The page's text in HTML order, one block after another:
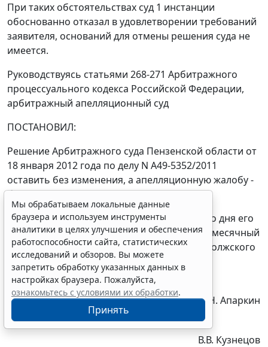
При таких обстоятельствах суд 1 инстанции
обоснованно отказал в удовлетворении требований
заявителя, оснований для отмены решения суда не
имеется.
Руководствуясь статьями 268-271 Арбитражного
процессуального кодекса Российской Федерации,
арбитражный апелляционный суд
ПОСТАНОВИЛ:
Решение Арбитражного суда Пензенской области от
18 января 2012 года по делу N А49-5352/2011
оставить без изменения, а апелляционную жалобу -
без удовлетворения.
Постановление вступает в законную силу со дня его
принятия и может быть обжаловано в двухмесячный
срок в Федеральный арбитражный суд Поволжского
округа через суд первой инстанции.
Председательствующий В.Н. Апаркин
В.В. Кузнецов
Мы обрабатываем локальные данные
браузера и используем инструменты
аналитики в целях улучшения и обеспечения
работоспособности сайта, статистических
исследований и обзоров. Вы можете
запретить обработку указанных данных в
настройках браузера. Пожалуйста,
ознакомьтесь с условиями их обработки.
Принять